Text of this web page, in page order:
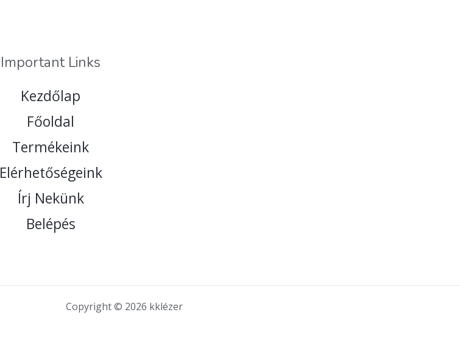
Important Links
Kezdőlap
Főoldal
Termékeink
Elérhetőségeink
Írj Nekünk
Belépés
Copyright © 2026 kklézer